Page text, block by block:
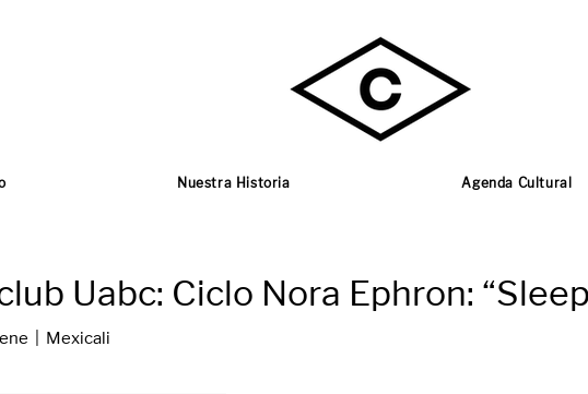
Nuestra Historia Agenda Cultural
Uabc: Ciclo Nora Ephron:
Mexicali